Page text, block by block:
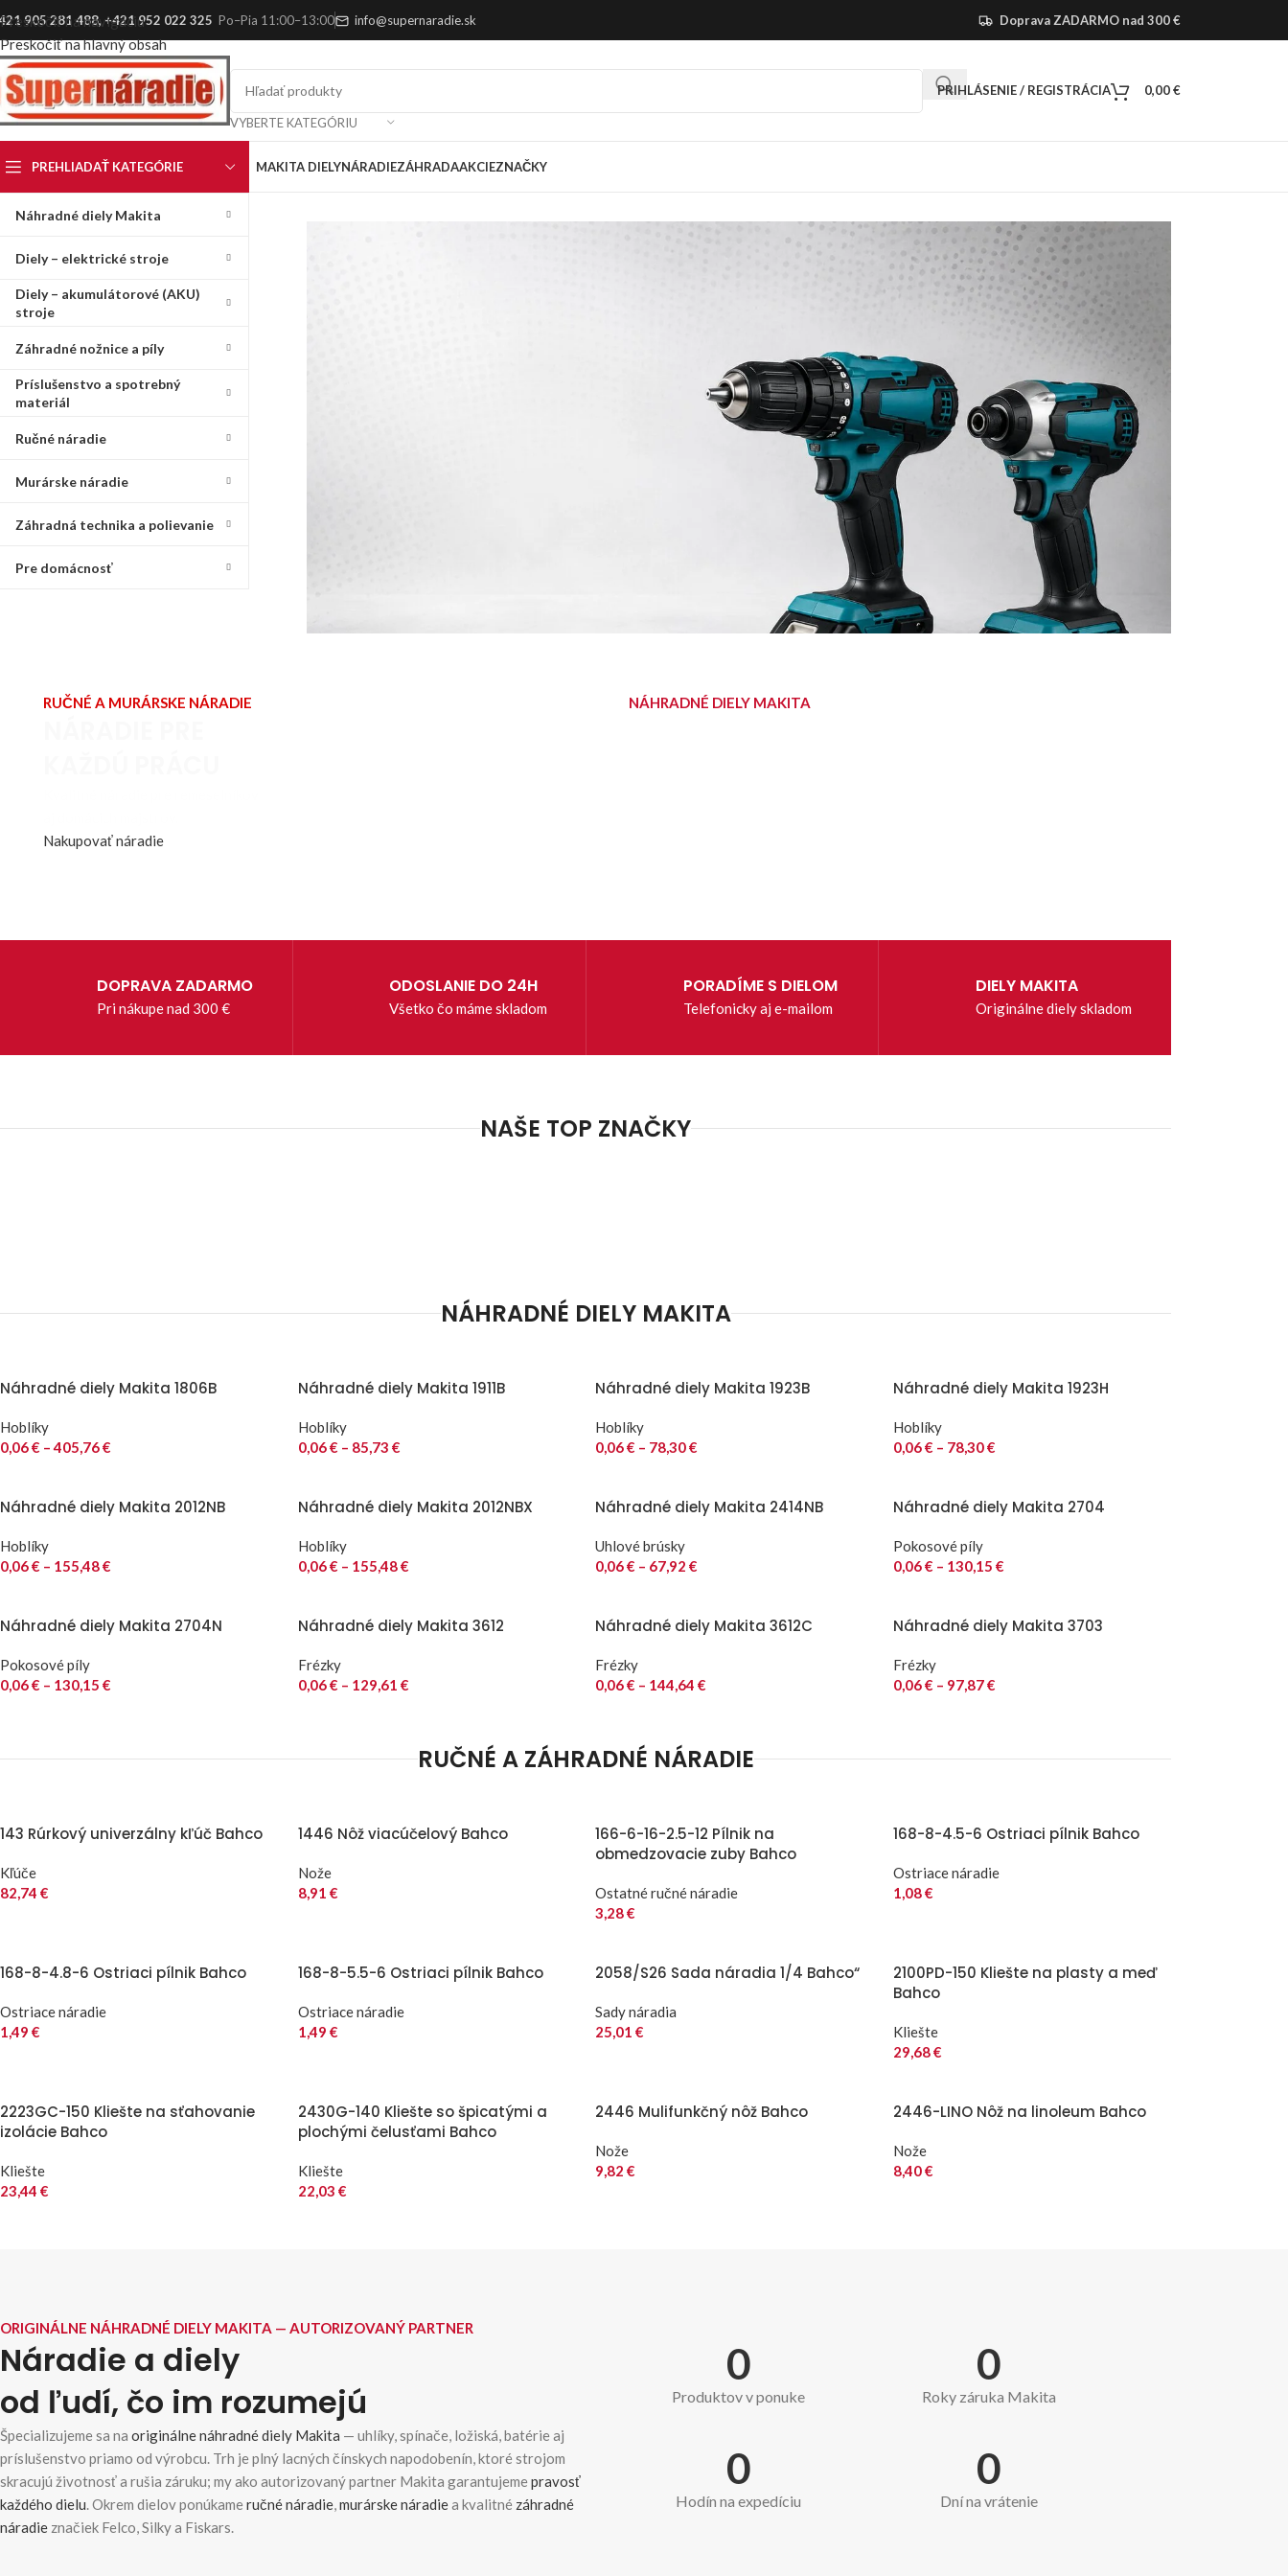
Preskočiť na navigáciu
Preskočiť na hlavný obsah
905 281 488,+421 952 022 325 Po–Pia 11:00–13:00 info@supernaradie.sk Doprava ZADARMO nad 300 €
VYBERTE KATEGÓRIU
PRIHLÁSENIE / REGISTRÁCIA 0,00€
PREHLIADAŤ KATEGÓRIE
Náhradné diely Makita
Diely – elektrické stroje
Diely – akumulátorové (AKU)
stroje
Záhradné nožnice a píly
Príslušenstvo a spotrebný
materiál
Ručné náradie
Murárske náradie
Záhradná technika a polievanie
Pre domácnosť
MAKITA DIELYNÁRADIEZÁHRADAAKCIEZNAČKY
RUČNÉ A MURÁRSKE NÁRADIE
Nakupovať náradie
NÁHRADNÉ DIELY MAKITA
DOPRAVA ZADARMO
Pri nákupe nad 300 €
ODOSLANIE DO 24H
Všetko čo máme skladom
PORADÍME S DIELOM
Telefonicky aj e-mailom
DIELY MAKITA
Originálne diely skladom
NAŠE TOP ZNAČKY
NÁHRADNÉ DIELY MAKITA
Náhradné diely Makita 1806B
Hoblíky
0,06€ – 405,76€
Náhradné diely Makita 1911B
Hoblíky
0,06€ – 85,73 €
Náhradné diely Makita 1923B
Hoblíky
0,06€ – 78,30€
Náhradné diely Makita 1923H
Hoblíky
0,06€ – 78,30€
Náhradné diely Makita 2012NB
Hoblíky
0,06€ – 155,48€
Náhradné diely Makita 2012NBX
Hoblíky
0,06€ – 155,48€
Náhradné diely Makita 2414NB
Uhlové brúsky
0,06€ – 67,92 €
Náhradné diely Makita 2704
Pokosové píly
0,06€ – 130,15 €
Náhradné diely Makita 2704N
Pokosové píly
0,06€ – 130,15 €
Náhradné diely Makita 3612
Frézky
0,06€ – 129,61 €
Náhradné diely Makita 3612C
Frézky
0,06€ – 144,64 €
Náhradné diely Makita 3703
Frézky
0,06€ – 97,87€
RUČNÉ A ZÁHRADNÉ NÁRADIE
143 Rúrkový univerzálny kľúč Bahco
Kľúče
82,74 €
1446 Nôž viacúčelový Bahco
Nože
8,91 €
166-6-16-2.5-12 Pílnik na
obmedzovacie zuby Bahco
Ostatné ručné náradie
3,28€
168-8-4.5-6 Ostriaci pílnik Bahco
Ostriace náradie
1,08€
168-8-4.8-6 Ostriaci pílnik Bahco
Ostriace náradie
1,49 €
168-8-5.5-6 Ostriaci pílnik Bahco
Ostriace náradie
1,49 €
2058/S26 Sada náradia 1/4 Bahco“
Sady náradia
25,01 €
2100PD-150 Kliešte na plasty a meď
Bahco
Kliešte
29,68€
2223GC-150 Kliešte na sťahovanie
izolácie Bahco
Kliešte
23,44 €
2430G-140 Kliešte so špicatými a
plochými čelusťami Bahco
Kliešte
22,03 €
2446 Mulifunkčný nôž Bahco
Nože
9,82 €
2446-LINO Nôž na linoleum Bahco
Nože
8,40€
ORIGINÁLNE NÁHRADNÉ DIELY MAKITA — AUTORIZOVANÝ PARTNER
Náradie a diely
od ľudí, čo im rozumejú
Špecializujeme sa na originálne náhradné diely Makita — uhlíky, spínače, ložiská, batérie aj
príslušenstvo priamo od výrobcu. Trh je plný lacných čínskych napodobenín, ktoré strojom
skracujú životnosť a rušia záruku; my ako autorizovaný partner Makita garantujemepravosť
každého dielu. Okrem dielov ponúkameručné náradie,murárske náradiea kvalitné záhradné
náradie značiek Felco, Silky a Fiskars.
0
Produktov v ponuke
0
Roky záruka Makita
0
Hodín na expedíciu
0
Dní na vrátenie